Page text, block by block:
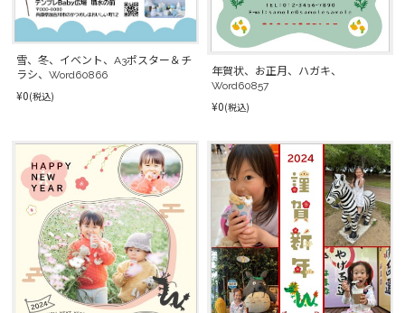
雪、冬、イベント、A3ポスター＆チ
ラシ、Word60866
¥0(税込)
年賀状、お正月、ハガキ、
Word60857
¥0(税込)